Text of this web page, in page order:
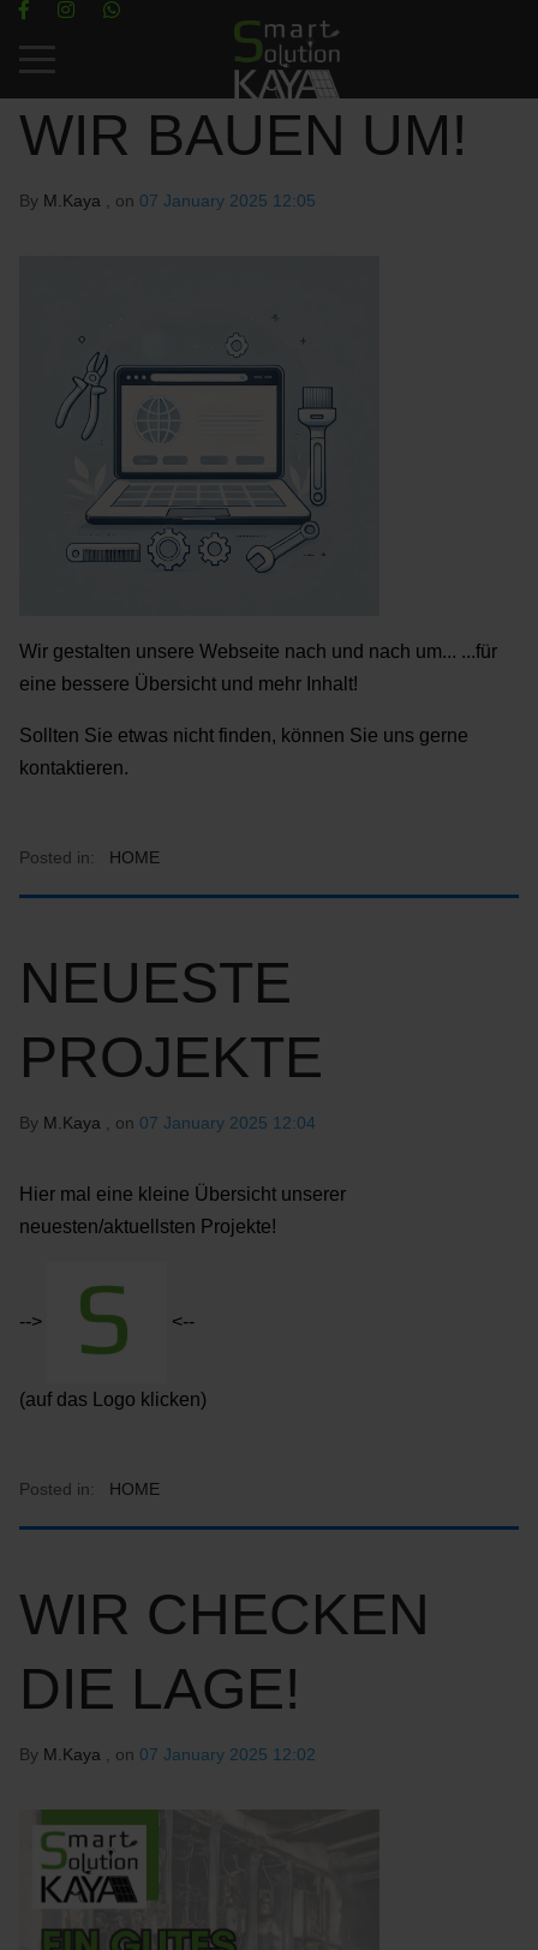
Mobile Menu Toggle
WIR BAUEN UM!
By M.Kaya , on 07 January 2025 12:05
Wir gestalten unsere Webseite nach und nach um... ...für
eine bessere Übersicht und mehr Inhalt!
Sollten Sie etwas nicht finden, können Sie uns gerne
kontaktieren.
Posted in: HOME
NEUESTE
PROJEKTE
By M.Kaya , on 07 January 2025 12:04
Hier mal eine kleine Übersicht unserer
neuesten/aktuellsten Projekte!
--> <--
(auf das Logo klicken)
Posted in: HOME
WIR CHECKEN
DIE LAGE!
By M.Kaya , on 07 January 2025 12:02